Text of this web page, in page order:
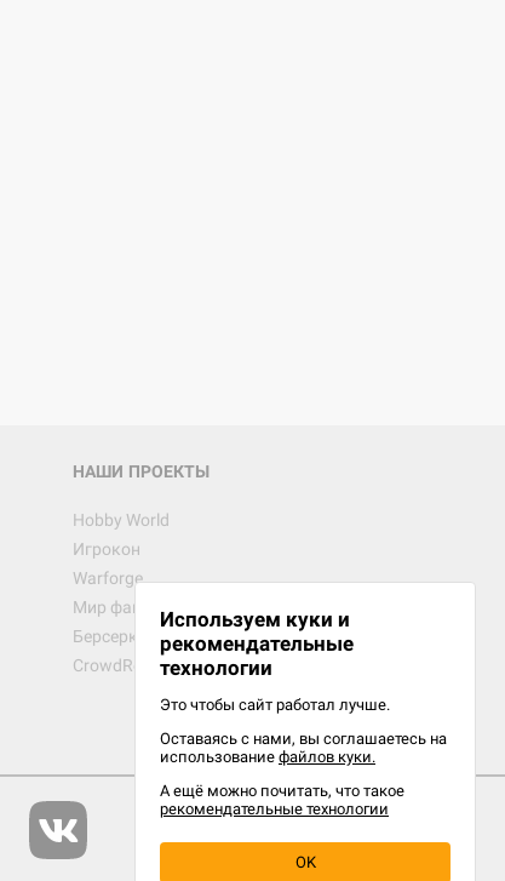
НАШИ ПРОЕКТЫ
Hobby World
Игрокон
Warforge
Мир фантастики
Берсерк
CrowdRepublic
Используем куки и
рекомендательные
технологии
Это чтобы сайт работал лучше.
Оставаясь с нами, вы соглашаетесь на
использование файлов куки.
А ещё можно почитать, что такое
рекомендательные технологии
OK